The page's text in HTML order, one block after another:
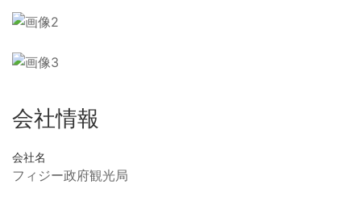
会社情報
会社名
フィジー政府観光局